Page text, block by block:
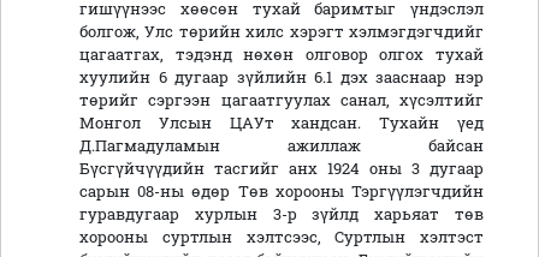
гишүүнээс хөөсөн тухай баримтыг үндэслэл
болгож, Улс төрийн хилс хэрэгт хэлмэгдэгчдийг
цагаатгах, тэдэнд нөхөн олговор олгох тухай
хуулийн 6 дугаар зүйлийн 6.1 дэх зааснаар нэр
төрийг сэргээн цагаатгуулах санал, хүсэлтийг
Монгол Улсын ЦАУт хандсан. Тухайн үед
Д.Пагмадуламын ажиллаж байсан
Бүсгүйчүүдийн тасгийг анх 1924 оны 3 дугаар
сарын 08-ны өдөр Төв хорооны Тэргүүлэгчдийн
гуравдугаар хурлын 3-р зүйлд харьяат төв
хорооны суртлын хэлтсээс, Суртлын хэлтэст